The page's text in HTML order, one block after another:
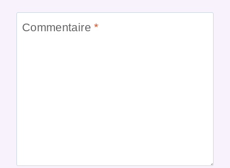
Commentaire*